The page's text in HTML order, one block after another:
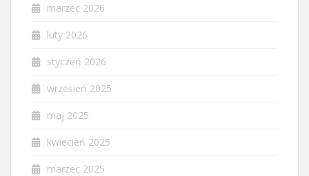
marzec 2026
luty 2026
styczeń 2026
wrzesień 2025
maj 2025
kwiecień 2025
marzec 2025